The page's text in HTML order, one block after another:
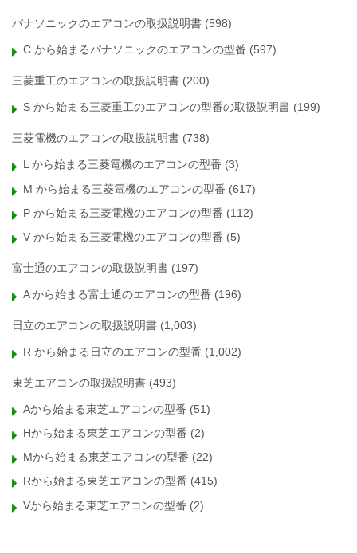
パナソニックのエアコンの取扱説明書 (598)
C から始まるパナソニックのエアコンの型番 (597)
三菱重工のエアコンの取扱説明書 (200)
S から始まる三菱重工のエアコンの型番の取扱説明書 (199)
三菱電機のエアコンの取扱説明書 (738)
L から始まる三菱電機のエアコンの型番 (3)
M から始まる三菱電機のエアコンの型番 (617)
P から始まる三菱電機のエアコンの型番 (112)
V から始まる三菱電機のエアコンの型番 (5)
富士通のエアコンの取扱説明書 (197)
A から始まる富士通のエアコンの型番 (196)
日立のエアコンの取扱説明書 (1,003)
R から始まる日立のエアコンの型番 (1,002)
東芝エアコンの取扱説明書 (493)
Aから始まる東芝エアコンの型番 (51)
Hから始まる東芝エアコンの型番 (2)
Mから始まる東芝エアコンの型番 (22)
Rから始まる東芝エアコンの型番 (415)
Vから始まる東芝エアコンの型番 (2)